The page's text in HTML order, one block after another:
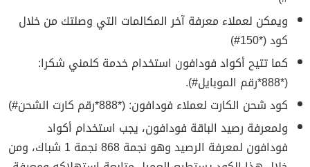
ويمكن لعملاء معرفة آخر المكالمات التي وصلتك من خلال
كود (*150#)
كما تتيح أكواد فودافون استخدام خدمة كلمني شكرا:
(*888*رقم الموبايل#).
كود شحن الكارت لعملاء فودافون: (*888*رقم كارت الشحن#)
ولمعرفة رصيد الباقة فودافون، يجب استخدام أكواد
فودافون لمعرفة الرصيد وهو نجمة 868 نجمة 1 شباك، ومن